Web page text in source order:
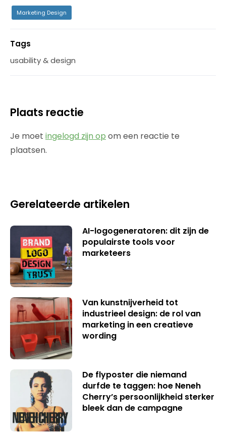
Marketing Design
Tags
usability & design
Plaats reactie
Je moet ingelogd zijn op om een reactie te
plaatsen.
Gerelateerde artikelen
AI-logogeneratoren: dit zijn de
populairste tools voor
marketeers
Van kunstnijverheid tot
industrieel design: de rol van
marketing in een creatieve
wording
De flyposter die niemand
durfde te taggen: hoe Neneh
Cherry’s persoonlijkheid sterker
bleek dan de campagne